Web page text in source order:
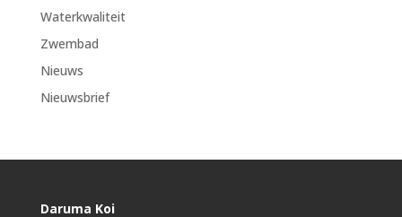
Waterkwaliteit
Zwembad
Nieuws
Nieuwsbrief
Daruma Koi